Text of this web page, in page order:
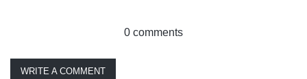
0 comments
WRITE A COMMENT